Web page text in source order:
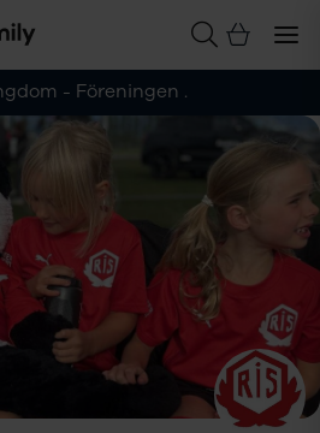
- Föreningen .